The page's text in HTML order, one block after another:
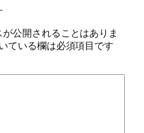
が公開されることはありま
ている欄は必須項目です